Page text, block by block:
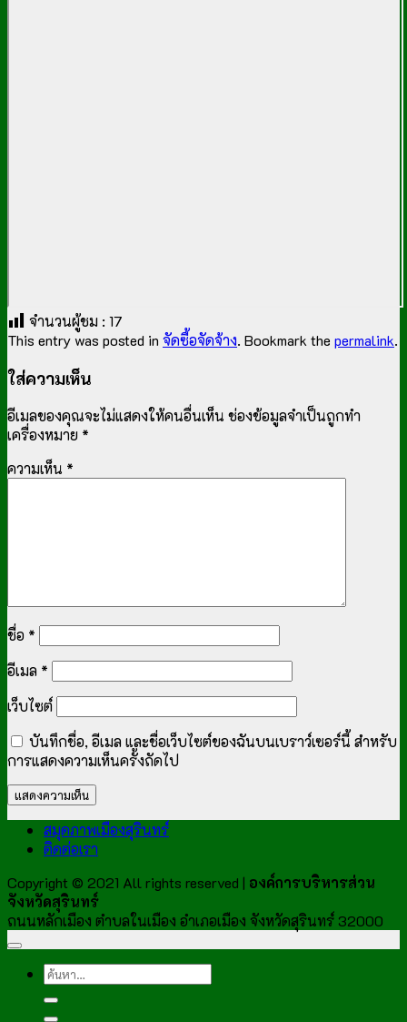
จำนวนผู้ชม : 17
This entry was posted in จัดซื้อจัดจ้าง. Bookmark the permalink.
ใส่ความเห็น
อีเมลของคุณจะไม่แสดงให้คนอื่นเห็น ช่องข้อมูลจำเป็นถูกทำ
เครื่องหมาย *
ความเห็น *
ชื่อ *
อีเมล *
เว็บไซต์
บันทึกชื่อ, อีเมล และชื่อเว็บไซต์ของฉันบนเบราว์เซอร์นี้ สำหรับ
การแสดงความเห็นครั้งถัดไป
สมุดภาพเมืองสุรินทร์
ติดต่อเรา
Copyright © 2021 All rights reserved | องค์การบริหารส่วน
จังหวัดสุรินทร์
ถนนหลักเมือง ตำบลในเมือง อำเภอเมือง จังหวัดสุรินทร์ 32000